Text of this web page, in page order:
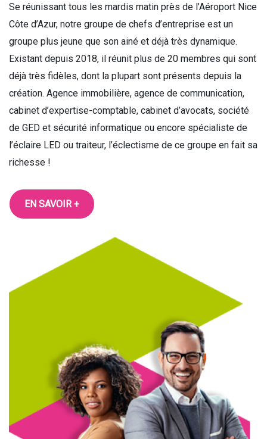
Se réunissant tous les mardis matin près de l’Aéroport Nice
Côte d’Azur, notre groupe de chefs d’entreprise est un
groupe plus jeune que son ainé et déjà très dynamique.
Existant depuis 2018, il réunit plus de 20 membres qui sont
déjà très fidèles, dont la plupart sont présents depuis la
création. Agence immobilière, agence de communication,
cabinet d’expertise-comptable, cabinet d’avocats, société
de GED et sécurité informatique ou encore spécialiste de
l’éclaire LED ou traiteur, l’éclectisme de ce groupe en fait sa
richesse !
EN SAVOIR +